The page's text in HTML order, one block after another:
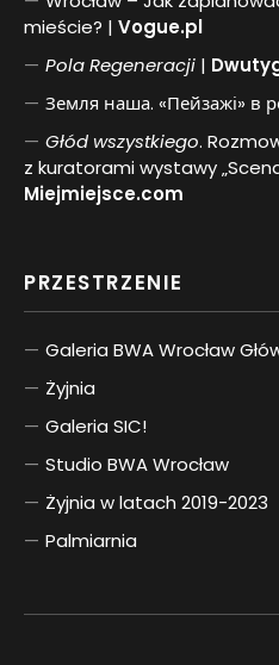
mieście? | Vogue.pl
PolaRegeneracji |
Земля наша. «Пейзажі» в
Głód wszystkiego.
z kuratorami wystawy
Miejmiejsce.com
PRZESTRZENIE
Galeria BWA Wrocław
Żyjnia
Galeria SIC!
Studio BWA Wrocław
Żyjnia w latach 2019-2023
Palmiarnia